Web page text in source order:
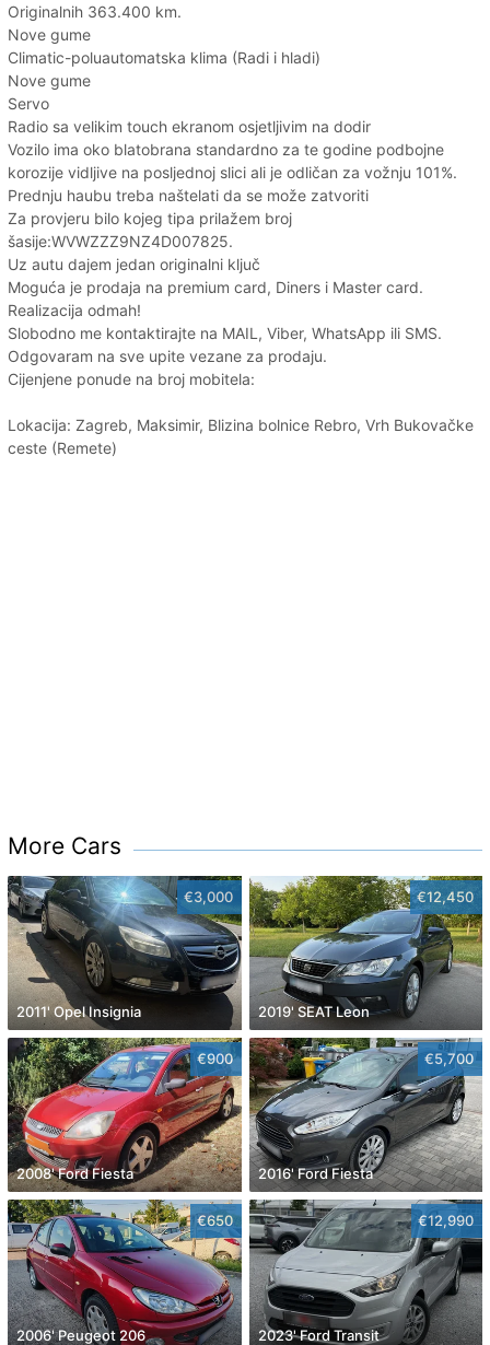
Originalnih 363.400 km.
Nove gume
Climatic-poluautomatska klima (Radi i hladi)
Nove gume
Servo
Radio sa velikim touch ekranom osjetljivim na dodir
Vozilo ima oko blatobrana standardno za te godine podbojne
korozije vidljive na posljednoj slici ali je odličan za vožnju 101%.
Prednju haubu treba naštelati da se može zatvoriti
Za provjeru bilo kojeg tipa prilažem broj
šasije:WVWZZZ9NZ4D007825.
Uz autu dajem jedan originalni ključ
Moguća je prodaja na premium card, Diners i Master card.
Realizacija odmah!
Slobodno me kontaktirajte na MAIL, Viber, WhatsApp ili SMS.
Odgovaram na sve upite vezane za prodaju.
Cijenjene ponude na broj mobitela:
Lokacija: Zagreb, Maksimir, Blizina bolnice Rebro, Vrh Bukovačke
ceste (Remete)
More Cars
€3,000
2011' Opel Insignia
€12,450
2019' SEAT Leon
€900
2008' Ford Fiesta
€5,700
2016' Ford Fiesta
€650
2006' Peugeot 206
€12,990
2023' Ford Transit